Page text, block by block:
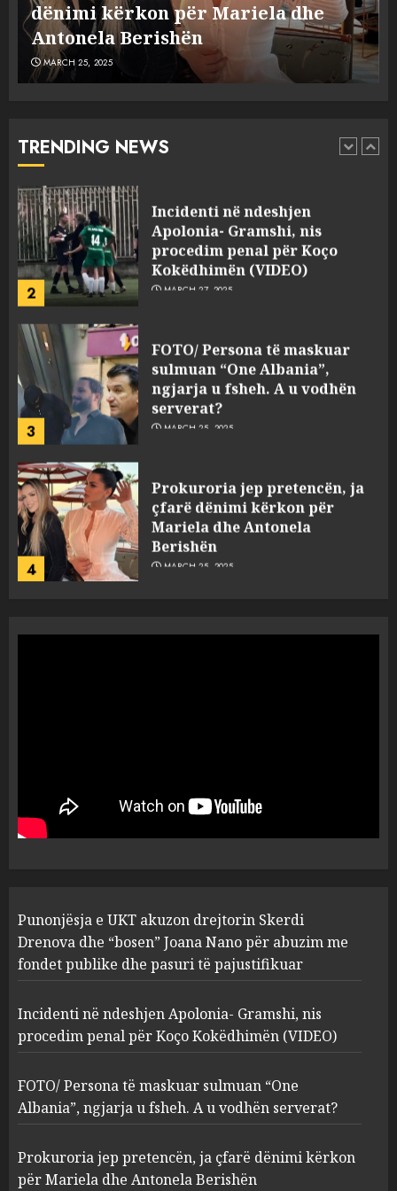
Dumanit flet për PERSONAT që e
plagosën!
MARCH 25, 2025
TRENDING NEWS
5
plagosën!
MARCH 25, 2025
1
Punonjësja e UKT akuzon
pasuri të pajustifikuar
2
Incidenti në ndeshjen
Apolonia- Gramshi, nis
procedim penal për Koço
Kokëdhimën (VIDEO)
MARCH 27, 2025
3
FOTO/ Persona të maskuar
sulmuan “One Albania”,
ngjarja u fsheh. A u vodhën
serverat?
MARCH 25, 2025
4
Prokuroria jep pretencën, ja
çfarë dënimi kërkon për
Mariela dhe Antonela
Berishën
MARCH 25, 2025
1
“bosen” Joana Nano për
abuzim me fondet publike dhe
pasuri të pajustifikuar
2
Apolonia- Gramshi, nis
procedim penal për Koço
Kokëdhimën (VIDEO)
MARCH 27, 2025
3
FOTO/ Persona të maskuar
sulmuan “One Albania”,
ngjarja u fsheh. A u vodhën
serverat?
Prokuroria jep pretencën, ja
Punonjësja e UKT akuzon drejtorin Skerdi
Drenova dhe “bosen” Joana Nano për abuzim me
fondet publike dhe pasuri të pajustifikuar
Incidenti në ndeshjen Apolonia- Gramshi, nis
procedim penal për Koço Kokëdhimën (VIDEO)
FOTO/ Persona të maskuar sulmuan “One
Albania”, ngjarja u fsheh. A u vodhën serverat?
Prokuroria jep pretencën, ja çfarë dënimi kërkon
për Mariela dhe Antonela Berishën